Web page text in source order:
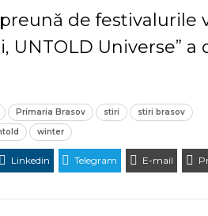
de festivalurile
UNTOLD Universe” a
Primaria Brasov stiri
stiri brasov
winter
Linkedin Telegram E-mail